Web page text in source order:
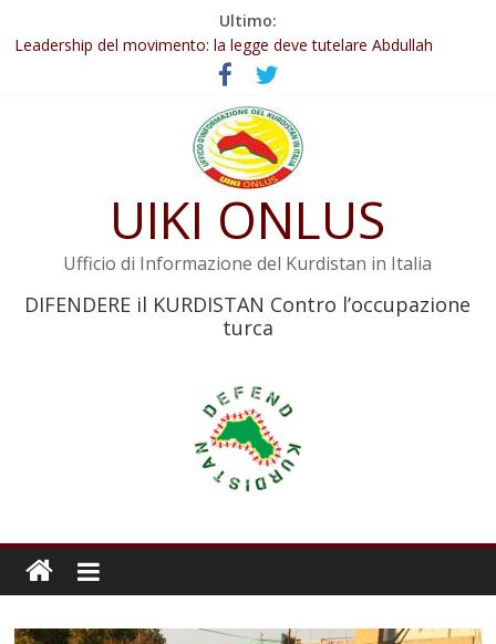
Ultimo:
Abdullah Öcalan: Le legge negativa deve essere trasformata in
Leadership del movimento: la legge deve tutelare Abdullah
Öcalan e l’intero movimento
Commissione donne del KNK: Şengal è di nuovo sotto minaccia
Non tenere conto della situazione di Rêber Apo ostacolerebbe
Il KNK chiede un’azione internazionale contro i crimini di guerra
UIKI ONLUS
Ufficio di Informazione del Kurdistan in Italia
DIFENDERE il KURDISTAN Contro l’occupazione
turca